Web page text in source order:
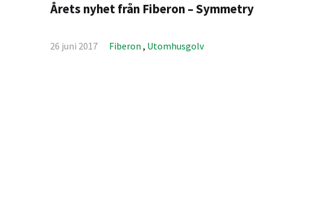
Årets nyhet från Fiberon – Symmetry
26 juni 2017 Fiberon , Utomhusgolv